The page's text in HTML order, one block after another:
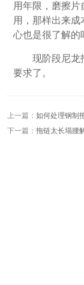
用年限，磨擦
用，那样出来
心也是很了解的
现阶段尼龙拖
要求了。
上一篇： 如何处理钢制
下一篇： 拖链太长塌腰